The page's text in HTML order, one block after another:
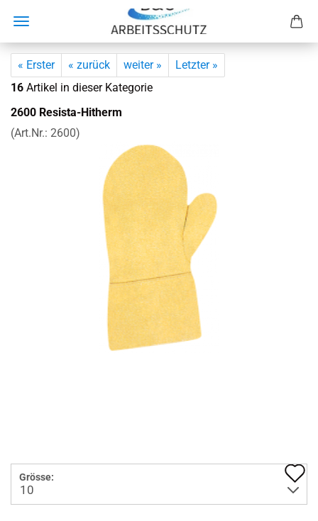
« Erster « zurück weiter »
Letzter »
16 Artikel in dieser Kategorie
2600 Resista-​Hitherm
(Art.Nr.: 2600)
Grösse: